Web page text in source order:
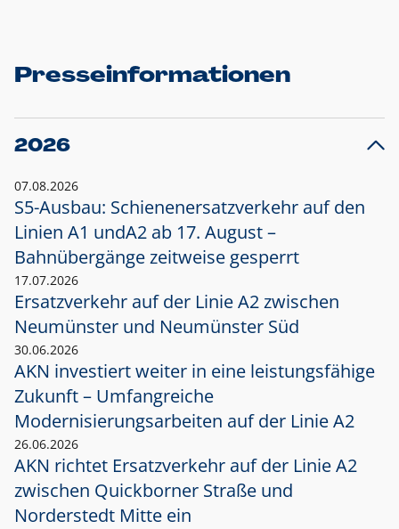
Presseinformationen
2026
07.08.2026
S5-Ausbau: Schienenersatzverkehr auf den
Linien A1 undA2 ab 17. August –
Bahnübergänge zeitweise gesperrt
17.07.2026
Ersatzverkehr auf der Linie A2 zwischen
Neumünster und Neumünster Süd
30.06.2026
AKN investiert weiter in eine leistungsfähige
Zukunft – Umfangreiche
Modernisierungsarbeiten auf der Linie A2
26.06.2026
AKN richtet Ersatzverkehr auf der Linie A2
zwischen Quickborner Straße und
Norderstedt Mitte ein